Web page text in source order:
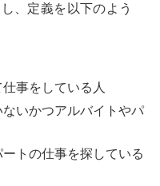
、定義を以下のよう
事をしている人
ないかつアルバイトやパ
トの仕事を探している